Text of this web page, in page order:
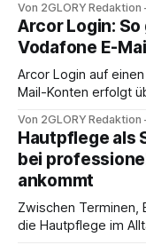
abwesenheiten und
Ihr personal digital
erfahren Sie alles,
brauchen, von der
Von 2GLORY Redaktion
Arcor Login:
Vodafone E-
Arcor Login auf einen Blick Die Anmeldung für
Mail-Konten erfolgt
besitzt, loggt sich
Portal ein. Der
Von 2GLORY Redaktion
Hautpflege als
bei
ankommt
Zwischen
die Hautpflege im